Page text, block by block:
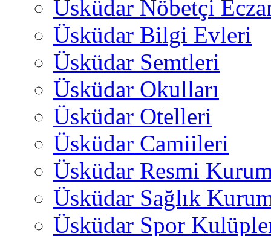
Üsküdar Nöbetçi
Üsküdar Bilgi Evleri
Üsküdar Semtleri
Üsküdar Okulları
Üsküdar Otelleri
Üsküdar Camiileri
Üsküdar Resmi
Üsküdar Sağlık
Üsküdar Spor